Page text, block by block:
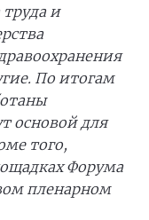
и
По итогам
основой для
того,
Форума
пленарном